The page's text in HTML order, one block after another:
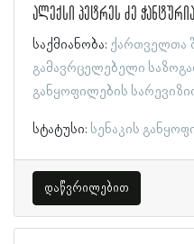
ალექსი პეტრეს ძე ჭანტურია
საქმიანობა: ქართველთა
გამავრცელებელი
განყოფილების
სტატუსი: სენაკის
დაწვრილებით